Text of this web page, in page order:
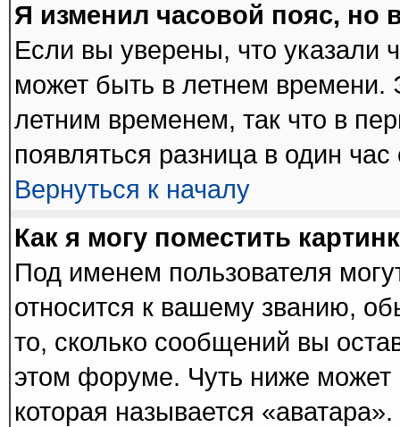
Я изменил часовой пояс, но
Если вы уверены, что указали
может быть в летнем времени.
летним временем, так что в
появляться разница в один
Вернуться к началу
Как я могу поместить
Под именем пользователя
относится к вашему званию,
то, сколько сообщений вы
этом форуме. Чуть ниже может
которая называется